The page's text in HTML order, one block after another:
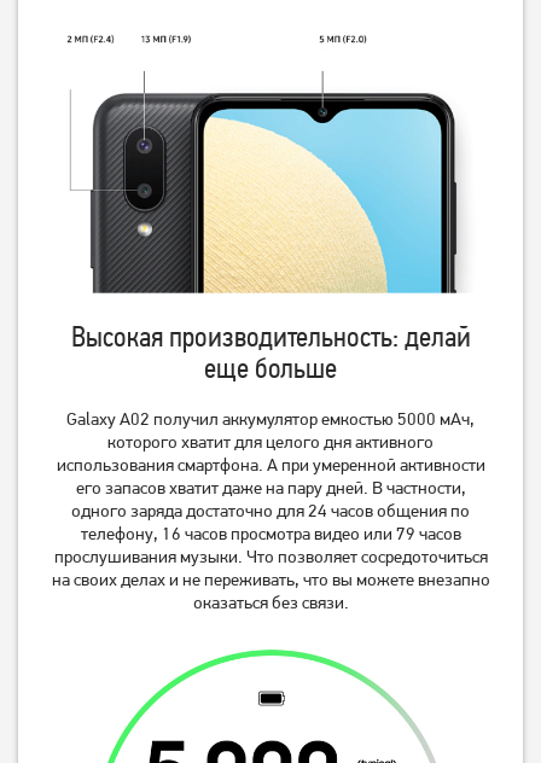
Смартфон Xiaomi Redmi
Note 14S 8/256GB Midnight
Black (Global) (із зарядним
пристроєм)
Смартфон Xiaomi Redmi
Note 14S 8/256GB NFC
Aurora Purple (Global) (із
зарядним пристроєм)
12 469грн
Смартфон Xiaomi Redmi
зарядним пристроєм)
Смартфон Xiaomi Redmi
Black NFC (Global) (із
зарядним пристроєм)
11 139грн
Высокая производительность: делай
еще больше
Galaxy A02 получил аккумулятор емкостью 5000 мАч,
которого хватит для целого дня активного
использования смартфона. А при умеренной активности
его запасов хватит даже на пару дней. В частности,
одного заряда достаточно для 24 часов общения по
телефону, 16 часов просмотра видео или 79 часов
прослушивания музыки. Что позволяет сосредоточиться
на своих делах и не переживать, что вы можете внезапно
оказаться без связи.